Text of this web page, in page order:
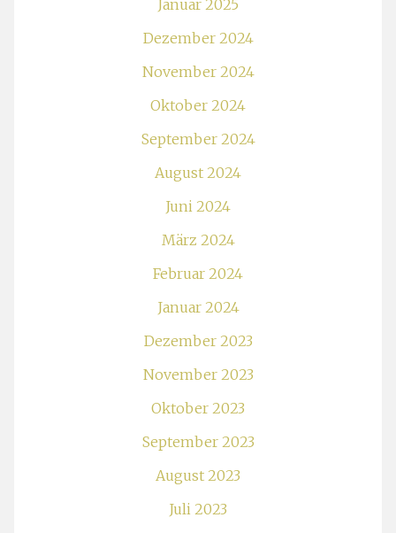
Januar 2025
Dezember 2024
November 2024
Oktober 2024
September 2024
August 2024
Juni 2024
März 2024
Februar 2024
Januar 2024
Dezember 2023
November 2023
Oktober 2023
September 2023
August 2023
Juli 2023